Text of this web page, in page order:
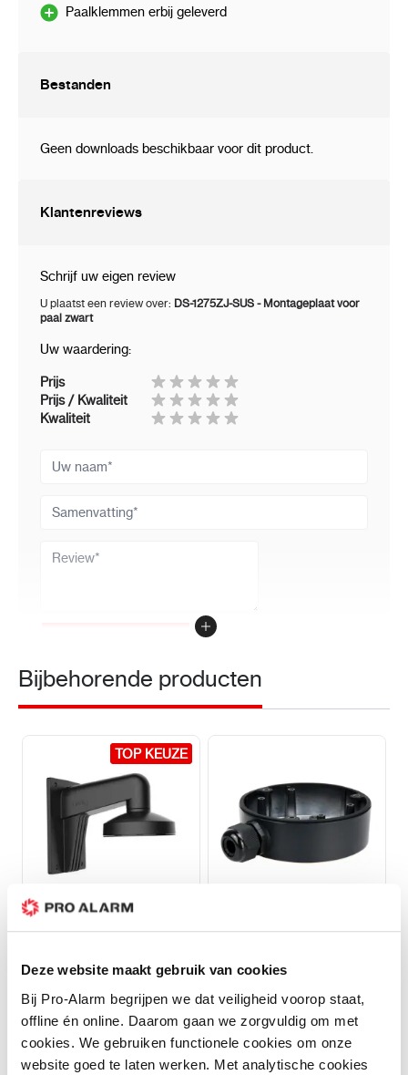
Deze website maakt gebruik van cookies
Bij Pro-Alarm begrijpen we dat veiligheid voorop staat,
offline én online. Daarom gaan we zorgvuldig om met
cookies. We gebruiken functionele cookies om onze
website goed te laten werken. Met analytische cookies
Paalklemmen erbij geleverd
Bestanden
Geen downloads beschikbaar voor dit product.
Klantenreviews
Schrijf uw eigen review
U plaatst een review over: DS-1275ZJ-SUS - Montageplaat voor
paal zwart
Uw waardering:
Prijs
Prijs / Kwaliteit
Kwaliteit
Uw naam
Samenvatting
Review
Bijbehorende producten
TOP KEUZE
TOP KEUZE
DS-1273ZJ-140
Muurbeugel Zwart
Op voorraad
42,50
DS-1280ZJ-DM21
Montagebox Zwart
Op voorraad
29,95